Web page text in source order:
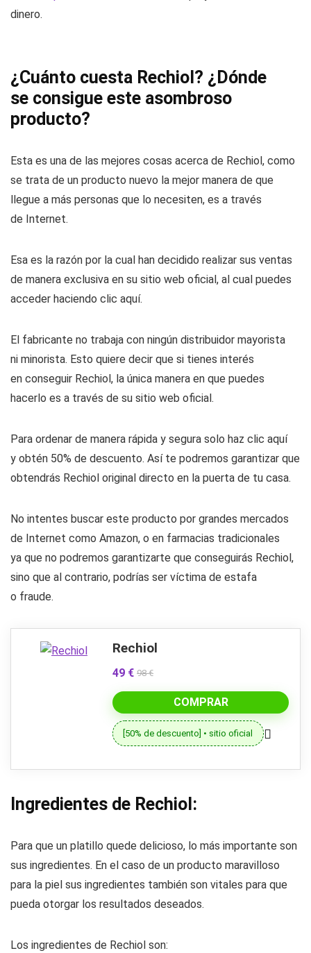
dinero.
¿Cuánto cuesta Rechiol? ¿Dónde
se consigue este asombroso
producto?
Esta es una de las mejores cosas acerca de Rechiol, como
se trata de un producto nuevo la mejor manera de que
llegue a más personas que lo necesiten, es a través
de Internet.
Esa es la razón por la cual han decidido realizar sus ventas
de manera exclusiva en su sitio web oficial, al cual puedes
acceder haciendo clic aquí.
El fabricante no trabaja con ningún distribuidor mayorista
ni minorista. Esto quiere decir que si tienes interés
en conseguir Rechiol, la única manera en que puedes
hacerlo es a través de su sitio web oficial.
Para ordenar de manera rápida y segura solo haz clic aquí
y obtén 50% de descuento. Así te podremos garantizar que
obtendrás Rechiol original directo en la puerta de tu casa.
No intentes buscar este producto por grandes mercados
de Internet como Amazon, o en farmacias tradicionales
ya que no podremos garantizarte que conseguirás Rechiol,
sino que al contrario, podrías ser víctima de estafa
o fraude.
Rechiol
49 € 98 €
COMPRAR
[50% de descuento] • sitio oficial
Ingredientes de Rechiol:
Para que un platillo quede delicioso, lo más importante son
sus ingredientes. En el caso de un producto maravilloso
para la piel sus ingredientes también son vitales para que
pueda otorgar los resultados deseados.
Los ingredientes de Rechiol son: